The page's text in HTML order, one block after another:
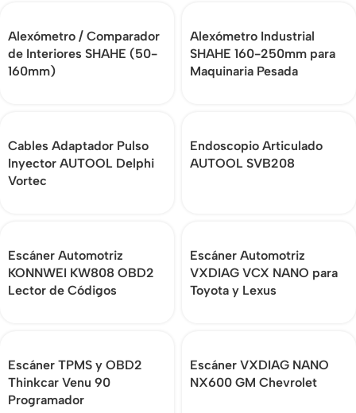
Alexómetro / Comparador
de Interiores SHAHE (50-
160mm)
Alexómetro Industrial
SHAHE 160-250mm para
Maquinaria Pesada
Cables Adaptador Pulso
Inyector AUTOOL Delphi
Vortec
Endoscopio Articulado
AUTOOL SVB208
Escáner Automotriz
KONNWEI KW808 OBD2
Lector de Códigos
Escáner Automotriz
VXDIAG VCX NANO para
Toyota y Lexus
Escáner TPMS y OBD2
Thinkcar Venu 90
Programador
Escáner VXDIAG NANO
NX600 GM Chevrolet